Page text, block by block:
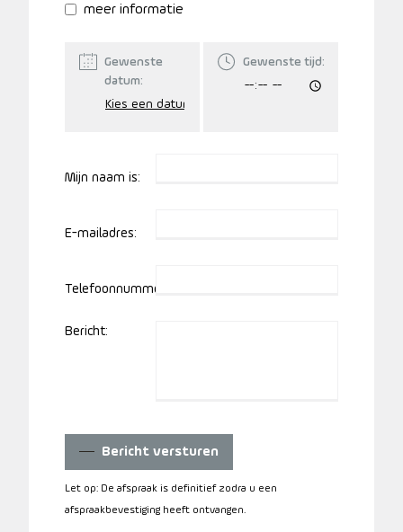
meer informatie
Gewenste
datum:
Gewenste tijd:
Mijn naam is:
E-mailadres:
Telefoonnummer:
Bericht:
Bericht versturen
Let op: De afspraak is definitief zodra u een
afspraakbevestiging heeft ontvangen.